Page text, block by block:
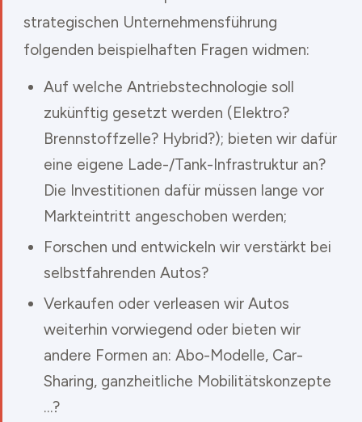
strategischen Unternehmensführung
folgenden beispielhaften Fragen widmen:
Auf welche Antriebstechnologie soll
zukünftig gesetzt werden (Elektro?
Brennstoffzelle? Hybrid?); bieten wir dafür
eine eigene Lade-/Tank-Infrastruktur an?
Die Investitionen dafür müssen lange vor
Markteintritt angeschoben werden;
Forschen und entwickeln wir verstärkt bei
selbstfahrenden Autos?
Verkaufen oder verleasen wir Autos
weiterhin vorwiegend oder bieten wir
andere Formen an: Abo-Modelle, Car-
Sharing, ganzheitliche Mobilitätskonzepte
…?